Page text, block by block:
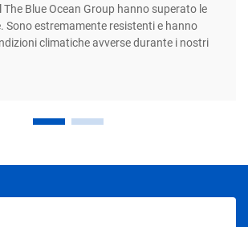
The Blue Ocean Group hanno superato le
Sono estremamente resistenti e hanno
climatiche avverse durante i nostri